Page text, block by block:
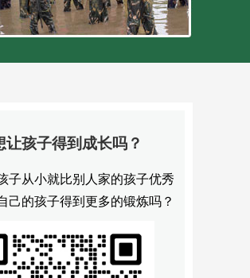
让孩子得到成长吗？
子从小就比别人家的孩子优秀
己的孩子得到更多的锻炼吗？